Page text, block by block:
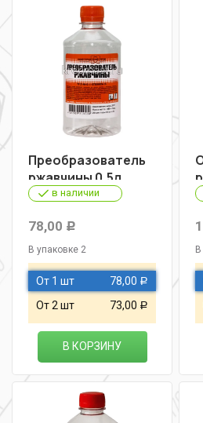
Преобразователь
ржавчины 0,5л
в наличии
78,00 Р
В упаковке 2
От 1 шт 78,00 Р
От 2 шт 73,00 Р
В КОРЗИНУ